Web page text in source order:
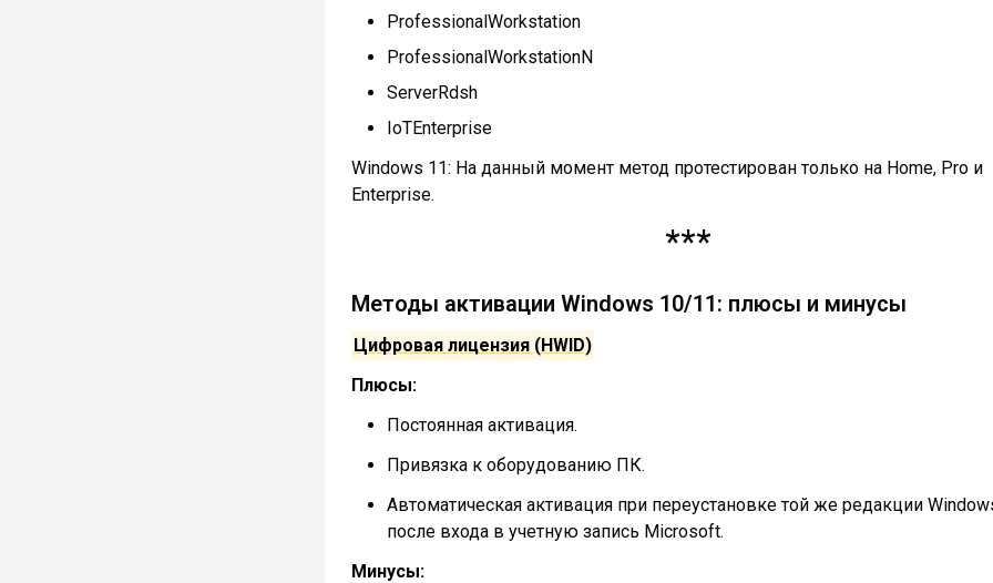
ProfessionalWorkstation
ProfessionalWorkstationN
ServerRdsh
IoTEnterprise
Windows 11: На данный момент метод протестирован только на Home, Pro и
Enterprise.
***
Методы активации Windows 10/11: плюсы и минусы
Цифровая лицензия (HWID)
Плюсы:
Постоянная активация.
Привязка к оборудованию ПК.
Автоматическая активация при переустановке той же редакции
после входа в учетную запись Microsoft.
Минусы: